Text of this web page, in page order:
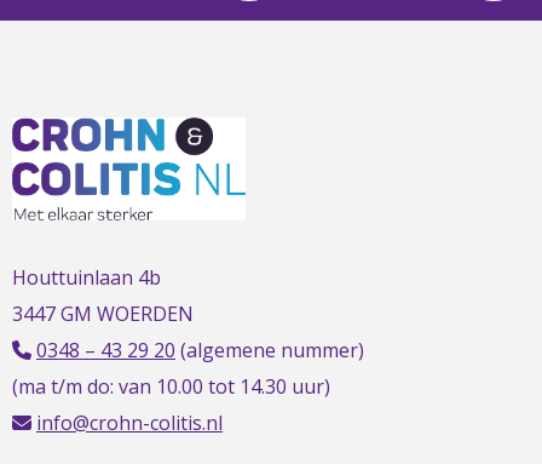
Houttuinlaan 4b
3447 GM WOERDEN
0348 – 43 29 20 (algemene nummer)
(ma t/m do: van 10.00 tot 14.30 uur)
info@crohn-colitis.nl